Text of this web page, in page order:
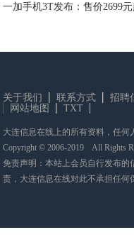
一加手机3T发布：售价2699
关于我们 联系方式 招聘
网站地图
TXT
大连信息在线上的所有资料，任
Copyright © 2006-2019 All Rights
免责声明：本站上会员自行发布
责，大连信息在线对此不承担任何